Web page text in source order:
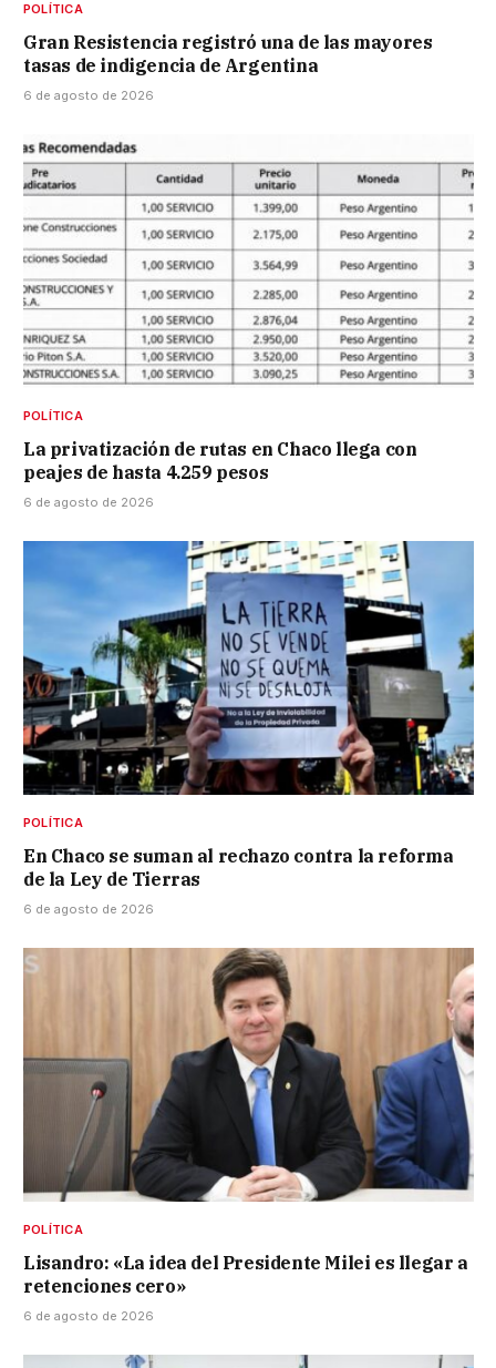
POLÍTICA
Gran Resistencia registró una de las mayores
tasas de indigencia de Argentina
6 de agosto de 2026
POLÍTICA
La privatización de rutas en Chaco llega con
peajes de hasta 4.259 pesos
6 de agosto de 2026
POLÍTICA
En Chaco se suman al rechazo contra la reforma
de la Ley de Tierras
6 de agosto de 2026
POLÍTICA
Lisandro: «La idea del Presidente Milei es llegar a
retenciones cero»
6 de agosto de 2026